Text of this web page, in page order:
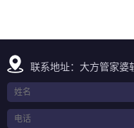
联系地址：大方管家婆